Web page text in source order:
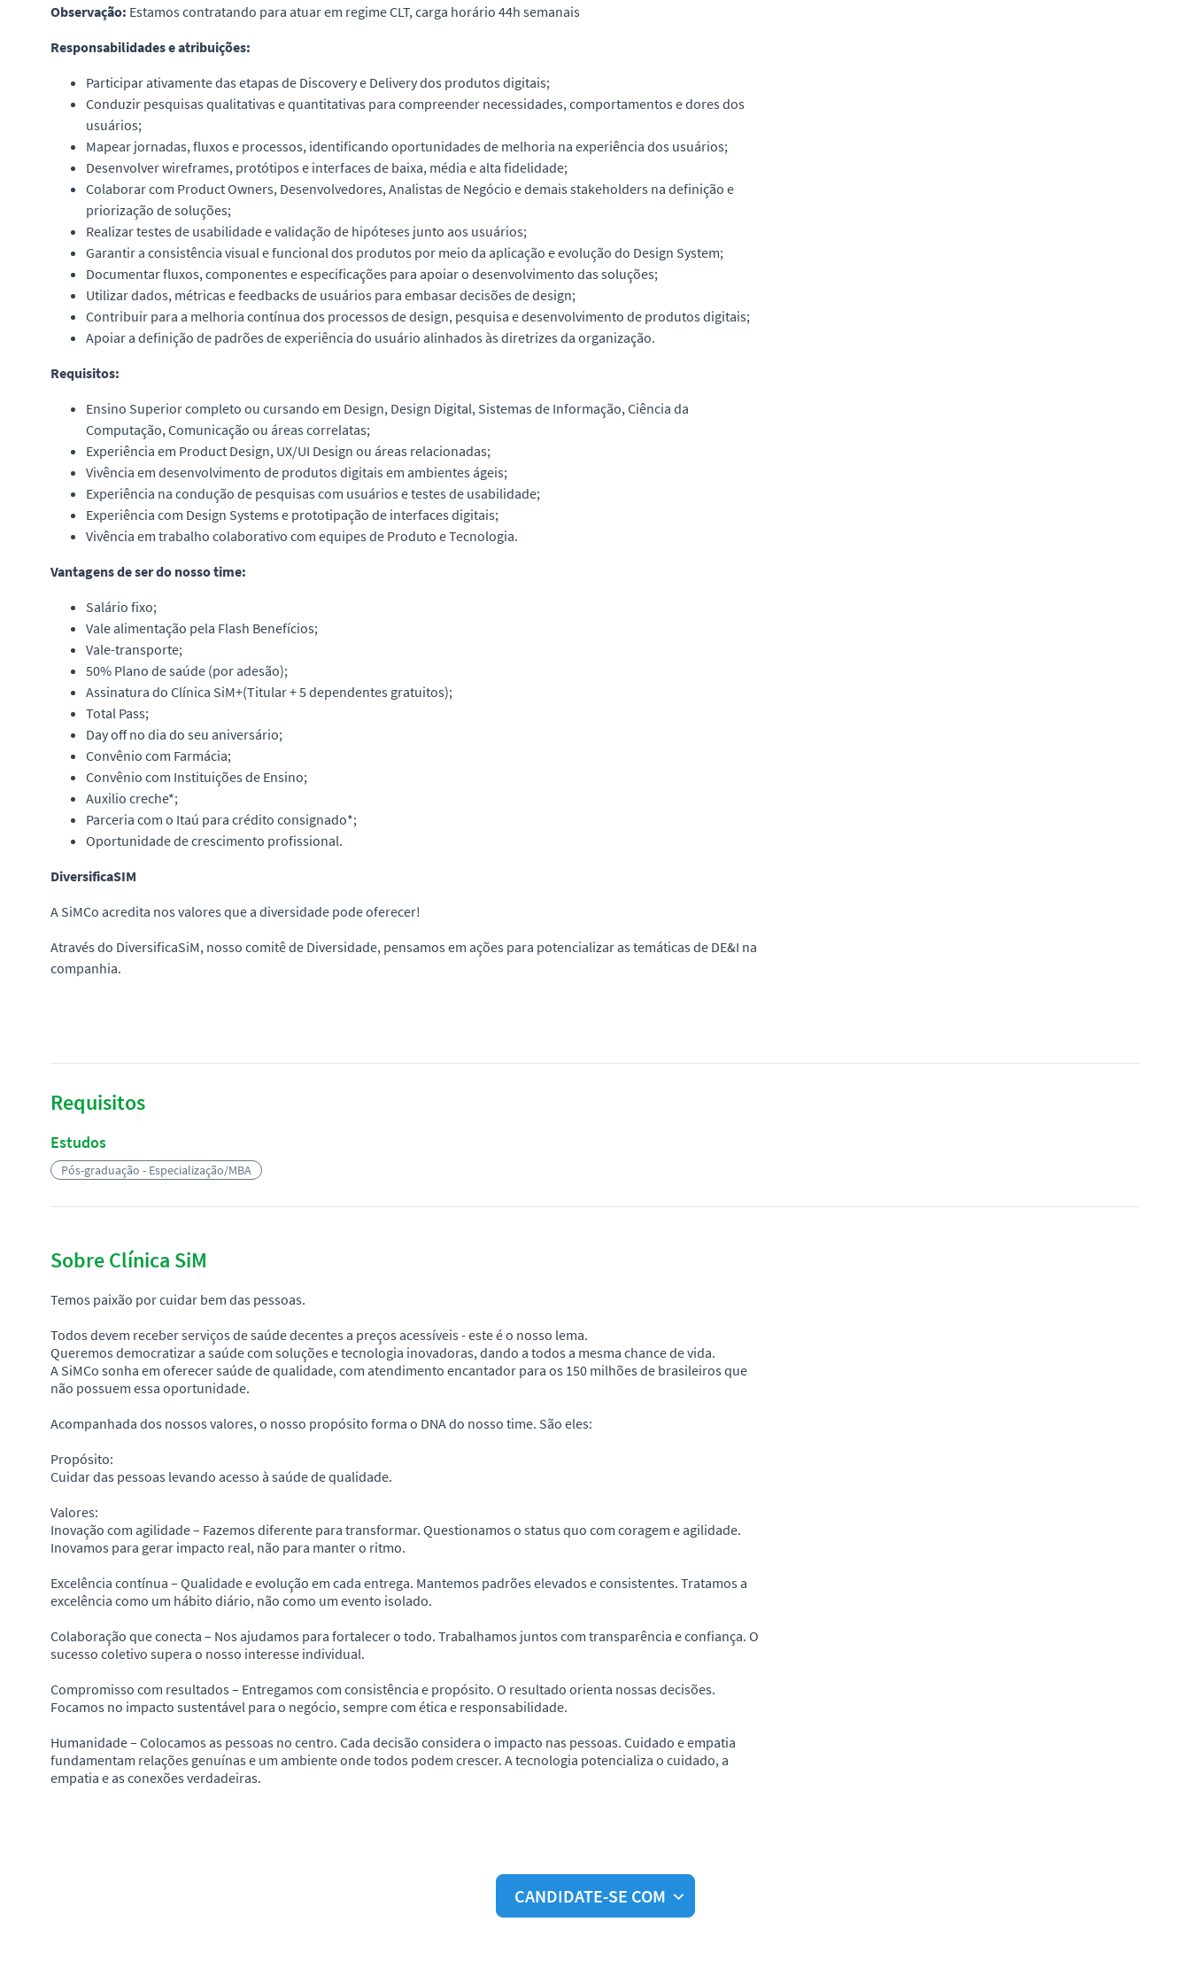
Observação: Estamos contratando para atuar em regime CLT, carga horário 44h semanais
Responsabilidades e atribuições:
Participar ativamente das etapas de Discovery e Delivery dos produtos digitais;
Conduzir pesquisas qualitativas e quantitativas para compreender necessidades, comportamentos e dores dos
usuários;
Mapear jornadas, fluxos e processos, identificando oportunidades de melhoria na experiência dos usuários;
Desenvolver wireframes, protótipos e interfaces de baixa, média e alta fidelidade;
Colaborar com Product Owners, Desenvolvedores, Analistas de Negócio e demais stakeholders na definição e
priorização de soluções;
Realizar testes de usabilidade e validação de hipóteses junto aos usuários;
Garantir a consistência visual e funcional dos produtos por meio da aplicação e evolução do Design System;
Documentar fluxos, componentes e especificações para apoiar o desenvolvimento das soluções;
Utilizar dados, métricas e feedbacks de usuários para embasar decisões de design;
Contribuir para a melhoria contínua dos processos de design, pesquisa e desenvolvimento de produtos digitais;
Apoiar a definição de padrões de experiência do usuário alinhados às diretrizes da organização.
Requisitos:
Ensino Superior completo ou cursando em Design, Design Digital, Sistemas de Informação, Ciência da
Computação, Comunicação ou áreas correlatas;
Experiência em Product Design, UX/UI Design ou áreas relacionadas;
Vivência em desenvolvimento de produtos digitais em ambientes ágeis;
Experiência na condução de pesquisas com usuários e testes de usabilidade;
Experiência com Design Systems e prototipação de interfaces digitais;
Vivência em trabalho colaborativo com equipes de Produto e Tecnologia.
Vantagens de ser do nosso time:
Salário fixo;
Vale alimentação pela Flash Benefícios;
Vale-transporte;
50% Plano de saúde (por adesão);
Assinatura do Clínica SiM+(Titular + 5 dependentes gratuitos);
Total Pass;
Day off no dia do seu aniversário;
Convênio com Farmácia;
Convênio com Instituições de Ensino;
Auxilio creche*;
Parceria com o Itaú para crédito consignado*;
Oportunidade de crescimento profissional.
DiversificaSIM
A SiMCo acredita nos valores que a diversidade pode oferecer!
Através do DiversificaSiM, nosso comitê de Diversidade, pensamos em ações para potencializar as temáticas de DE&I na
companhia.
Requisitos
Estudos
Pós-graduação - Especialização/MBA
Sobre Clínica SiM
Temos paixão por cuidar bem das pessoas.
Todos devem receber serviços de saúde decentes a preços acessíveis - este é o nosso lema.
Queremos democratizar a saúde com soluções e tecnologia inovadoras, dando a todos a mesma chance de vida.
A SiMCo sonha em oferecer saúde de qualidade, com atendimento encantador para os 150 milhões de brasileiros que
não possuem essa oportunidade.
Acompanhada dos nossos valores, o nosso propósito forma o DNA do nosso time. São eles:
Propósito:
Cuidar das pessoas levando acesso à saúde de qualidade.
Valores:
Inovação com agilidade – Fazemos diferente para transformar. Questionamos o status quo com coragem e agilidade.
Inovamos para gerar impacto real, não para manter o ritmo.
Excelência contínua – Qualidade e evolução em cada entrega. Mantemos padrões elevados e consistentes. Tratamos a
excelência como um hábito diário, não como um evento isolado.
Colaboração que conecta – Nos ajudamos para fortalecer o todo. Trabalhamos juntos com transparência e confiança. O
sucesso coletivo supera o nosso interesse individual.
Compromisso com resultados – Entregamos com consistência e propósito. O resultado orienta nossas decisões.
Focamos no impacto sustentável para o negócio, sempre com ética e responsabilidade.
Humanidade – Colocamos as pessoas no centro. Cada decisão considera o impacto nas pessoas. Cuidado e empatia
fundamentam relações genuínas e um ambiente onde todos podem crescer. A tecnologia potencializa o cuidado, a
empatia e as conexões verdadeiras.
CANDIDATE-SE COM